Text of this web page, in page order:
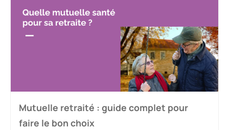
Mutuelle retraité : guide complet pour
faire le bon choix